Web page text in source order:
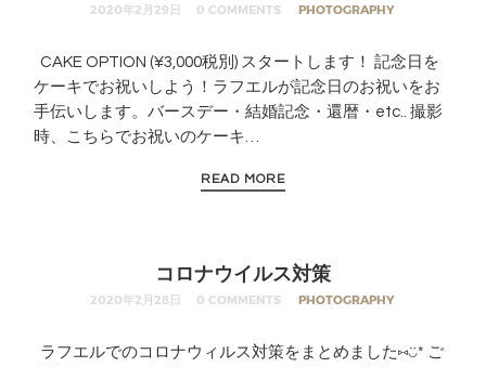
2020年2月29日 0 COMMENTS PHOTOGRAPHY
CAKE OPTION (¥3,000税別) スタートします！ 記念日を
ケーキでお祝いしよう！ラフエルが記念日のお祝いをお
手伝いします。バースデー・結婚記念・還暦・etc.. 撮影
時、こちらでお祝いのケーキ…
READ MORE
コロナウイルス対策
2020年2月28日 0 COMMENTS PHOTOGRAPHY
ラフエルでのコロナウィルス対策をまとめました⑅︎◡̈︎* ご